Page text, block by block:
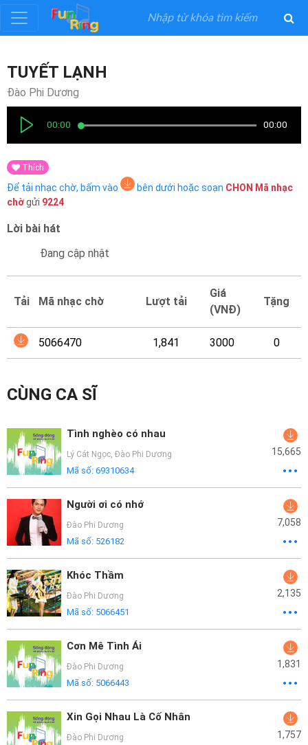
Đăng
ký
nhập
Thể
Loại
Nghệ
Mại
Hướng
Funring
Nghiệp
TUYẾT LẠNH
Đào Phi Dương
00:00 00:00
Thích
Để tải nhạc chờ, bấm vào bên dưới hoặc soạn CHON Mã nhạc
chờgửi 9224
Lời bài hát
Đang cập nhật
Tải Mã nhạc chờ Lượt tải
Giá
(VNĐ)
Tặng
5066470 1,841 3000 0
CÙNG CA SĨ
Tình nghèo có nhau
Lý Cát Ngọc, Đào Phi Dương
Mã số: 69310634
15,665
Người ơi có nhớ
Đào Phi Dương
Mã số: 526182
7,058
Khóc Thầm
Đào Phi Dương
Mã số: 5066451
2,135
Cơn Mê Tình Ái
Đào Phi Dương
Mã số: 5066443
1,831
Xin Gọi Nhau Là Cố Nhân
Đào Phi Dương 1,757